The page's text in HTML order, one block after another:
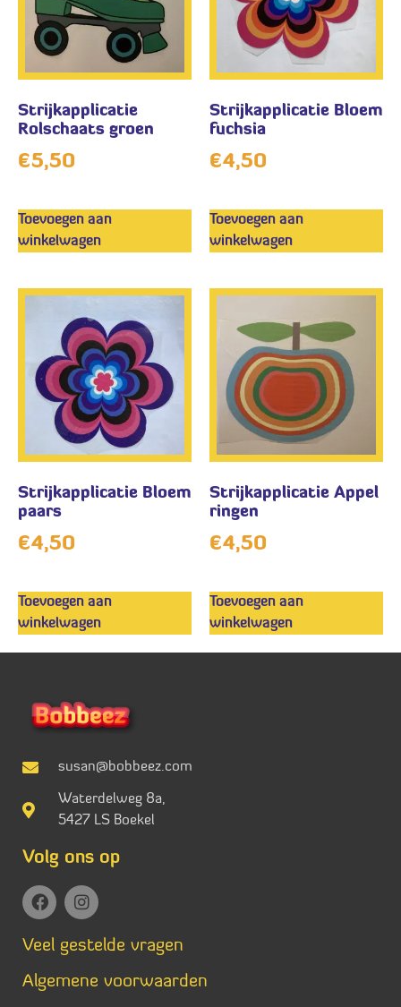
Strijkapplicatie
Rolschaats groen
€5,50
Toevoegen aan
winkelwagen
Strijkapplicatie Bloem
fuchsia
€4,50
Toevoegen aan
winkelwagen
Strijkapplicatie Bloem
paars
€4,50
Toevoegen aan
winkelwagen
Strijkapplicatie Appel
ringen
€4,50
Toevoegen aan
winkelwagen
susan@bobbeez.com
Waterdelweg 8a,
5427 LS Boekel
Volg ons op
Veel gestelde vragen
Algemene voorwaarden